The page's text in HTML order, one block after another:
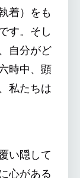
着）をも
す。そし
自分がど
時中、顕
私たちは
い隠して
心がある